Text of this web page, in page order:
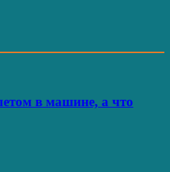
в машине, а что